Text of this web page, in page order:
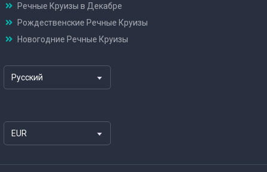
Речные Круизы в Декабре
Рождественские Речные Круизы
Новогодние Речные Круизы
Русский
EUR